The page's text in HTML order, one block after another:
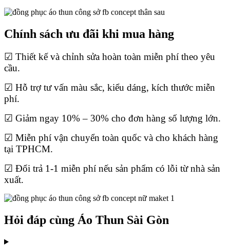
Chính sách ưu đãi khi mua hàng
☑ Thiết kế và chỉnh sửa hoàn toàn miễn phí theo yêu
cầu.
☑ Hỗ trợ tư vấn màu sắc, kiểu dáng, kích thước miễn
phí.
☑ Giảm ngay 10% – 30% cho đơn hàng số lượng lớn.
☑ Miễn phí vận chuyển toàn quốc và cho khách hàng
tại TPHCM.
☑ Đổi trả 1-1 miễn phí nếu sản phẩm có lỗi từ nhà sản
xuất.
Hỏi đáp cùng Áo Thun Sài Gòn